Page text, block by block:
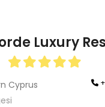
Luxury
Cyprus